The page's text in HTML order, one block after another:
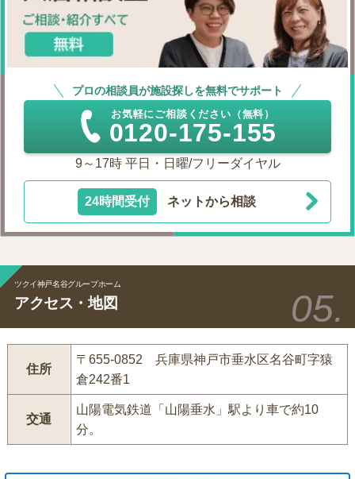
プロの相談員が施設探しを無料でサポート
お気軽にご相談ください（無料）
0120-175-155
9～17時 平日・日曜/フリーダイヤル
24時間受付 ネットから相談
ツクイ神戸名谷グループホーム
アクセス・地図
住所
〒655-0852 兵庫県神戸市垂水区名谷町字猿
倉242番1
交通
山陽電気鉄道「山陽垂水」駅より車で約10
分。